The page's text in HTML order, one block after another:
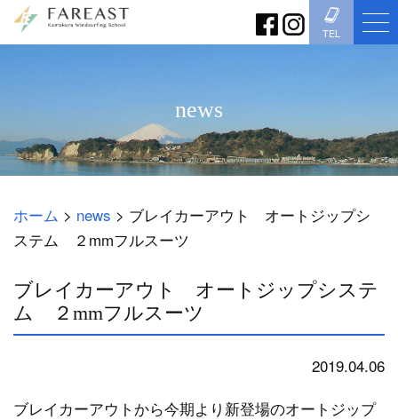
TEL
news
ホーム > news > ブレイカーアウト オートジップシ
ステム ２mmフルスーツ
ブレイカーアウト オートジップシステ
ム ２mmフルスーツ
2019.04.06
ブレイカーアウトから今期より新登場のオートジップ